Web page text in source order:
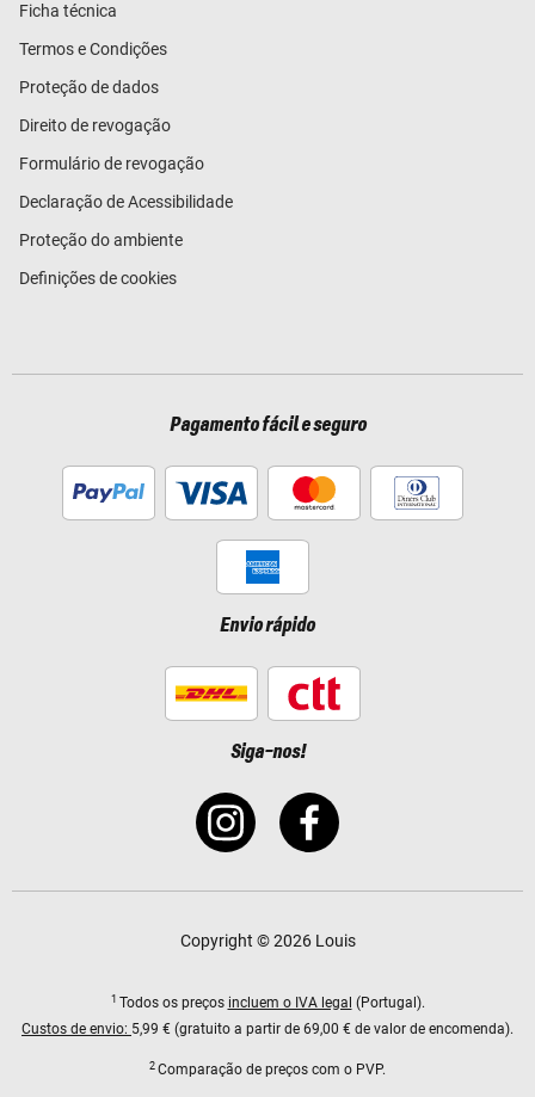
Ficha técnica
Termos e Condições
Proteção de dados
Direito de revogação
Formulário de revogação
Declaração de Acessibilidade
Proteção do ambiente
Definições de cookies
Pagamento fácil e seguro
Envio rápido
Siga-nos!
Copyright © 2026 Louis
1 Todos os preços incluem o IVA legal (Portugal).
Custos de envio: 5,99 € (gratuito a partir de 69,00 € de valor de encomenda).
2 Comparação de preços com o PVP.